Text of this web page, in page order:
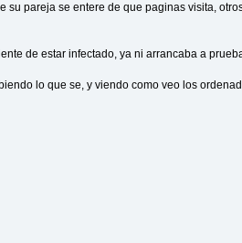
pareja se entere de que paginas visita,
de estar infectado, ya ni arrancaba a
lo que se, y viendo como veo los